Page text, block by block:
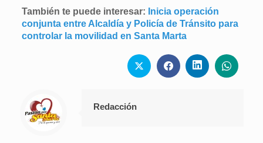
También te puede interesar: Inicia operación
conjunta entre Alcaldía y Policía de Tránsito para
controlar la movilidad en Santa Marta
Redacción